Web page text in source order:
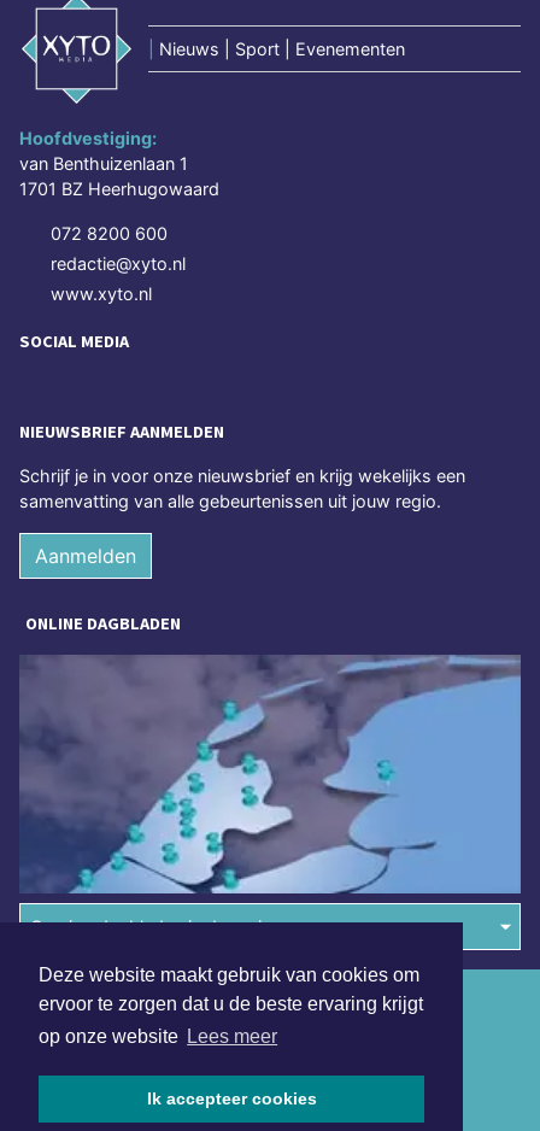
Deze website maakt gebruik van cookies om
ervoor te zorgen dat u de beste ervaring krijgt
op onze website Lees meer
Ik accepteer cookies
Nieuws | Sport | Evenementen
Hoofdvestiging:
van Benthuizenlaan 1
1701 BZ Heerhugowaard
072 8200 600
redactie@xyto.nl
www.xyto.nl
SOCIAL MEDIA
NIEUWSBRIEF AANMELDEN
Schrijf je in voor onze nieuwsbrief en krijg wekelijks een
samenvatting van alle gebeurtenissen uit jouw regio.
Aanmelden
ONLINE DAGBLADEN
Overige dagbladen in de regio
Algemene voorwaarden
Disclaimer